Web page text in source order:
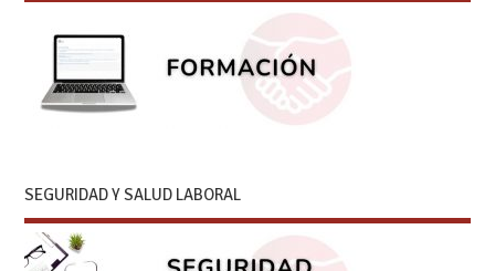
SEGURIDAD Y SALUD LABORAL